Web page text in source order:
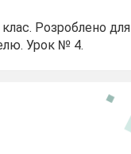
Розроблено
Урок № 4.